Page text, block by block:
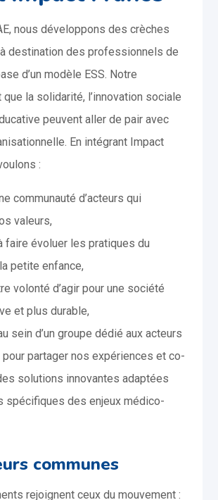
nous développons des crèches
destination des professionnels de
d’un modèle ESS. Notre
la solidarité, l’innovation sociale
peuvent aller de pair avec
En intégrant Impact
:
communauté d’acteurs qui
valeurs,
faire évoluer les pratiques du
petite enfance,
volonté d’agir pour une société
et plus durable,
sein d’un groupe dédié aux acteurs
pour partager nos expériences et co-
solutions innovantes adaptées
spécifiques des enjeux médico-
communes
rejoignent ceux du mouvement :